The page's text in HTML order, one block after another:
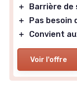
＋
Barrière de
＋
Pas besoin
＋
Convient
Voir l'offre